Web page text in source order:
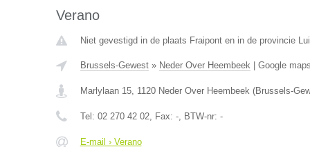
Verano
Niet gevestigd in de plaats Fraipont en in de provincie
Brussels-Gewest» Neder Over Heembeek| Google maps
Marlylaan 15, 1120 Neder Over Heembeek(Brussels-
Tel: 02 270 42 02, Fax: -, BTW-nr: -
E-mail › Verano